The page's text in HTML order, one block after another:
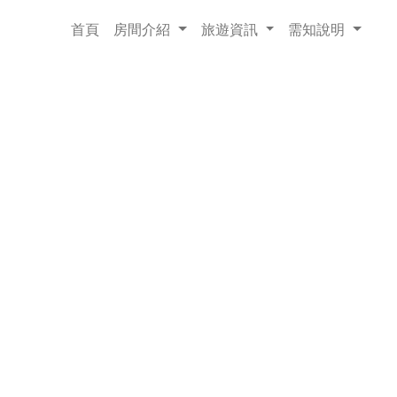
首頁
房間介紹 旅遊資訊 需知說明